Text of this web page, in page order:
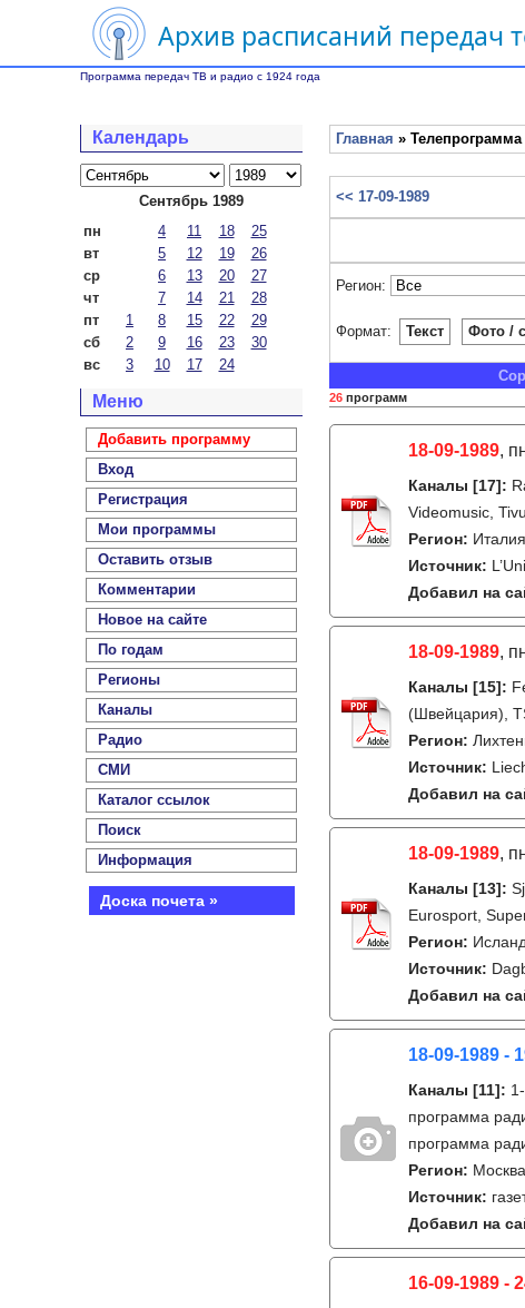
Архив расписаний передач
Программа передач ТВ и радио с 1924 года
Календарь
Сентябрь 1989
пн
4 11 18
25
вт
5 12 19
26
ср
6 13 20
27
чт
7 14 21
28
пт
1 8 15 22
29
сб
2 9 16 23
30
вс
3 10 17 24
Меню
Добавить программу
Вход
Регистрация
Мои программы
Оставить отзыв
Комментарии
Новое на сайте
По годам
Регионы
Каналы
Радио
СМИ
Каталог ссылок
Поиск
Информация
Доска почета »
Главная » Телепрограмма
<< 17-09-1989
Регион:
Формат: Текст Фото /
26 программ
18-09-1989,
Каналы [17]:
Videomusic,
Регион: Италия
Источник:
Добавил на
18-09-1989,
Каналы [15]:
(Швейцария),
Регион:
Источник:
Добавил на
18-09-1989,
Каналы [13]:
Eurosport,
Регион:
Источник:
Добавил на
18-09-1989 -
Каналы [11]:
программа
программа
Регион: Москва
Источник:
Добавил на
16-09-1989 -